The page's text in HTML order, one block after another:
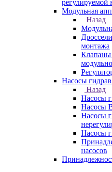
регулируемой
Модульная
Назад
монтажа
Клапаны
Насосы
Назад
Насосы
Насосы
Насосы
Насосы
насосов